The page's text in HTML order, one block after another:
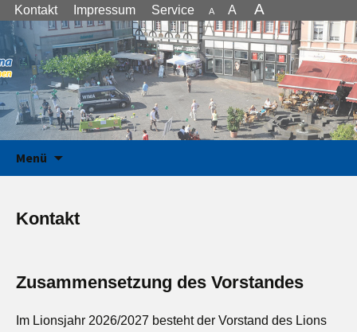
Kontakt Impressum Service A A A
Lions Club Unna
we serve – wir dienen
Menü
Kontakt
Zusammensetzung des Vorstandes
Im Lionsjahr 2026/2027 besteht der Vorstand des Lions